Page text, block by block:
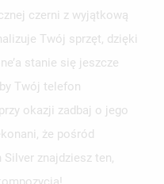
czerni z wyjątkową
Twój sprzęt, dzięki
stanie się jeszcze
Twój telefon
okazji zadbaj o jego
że pośród
znajdziesz ten,